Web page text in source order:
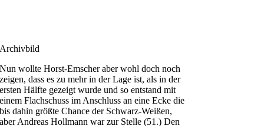
Archivbild
Nun wollte Horst-Emscher aber wohl doch noch
zeigen, dass es zu mehr in der Lage ist, als in der
ersten Hälfte gezeigt wurde und so entstand mit
einem Flachschuss im Anschluss an eine Ecke die
bis dahin größte Chance der Schwarz-Weißen,
aber Andreas Hollmann war zur Stelle (51.) Den